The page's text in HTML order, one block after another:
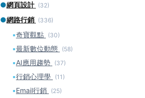
●網頁設計 (32)
●網路行銷 (336)
▪奇寶觀點 (30)
▪最新數位動態 (58)
▪AI應用趨勢 (37)
▪行銷心理學 (11)
▪Email行銷 (25)